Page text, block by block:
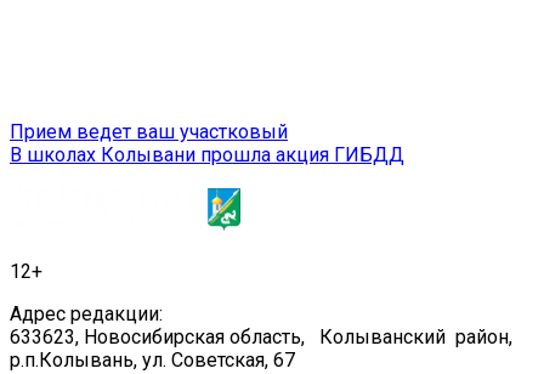
Навигация
по
Прием ведет ваш участковый
В школах Колывани прошла акция ГИБДД
12+
Адрес редакции:
633623, Новосибирская область, Колыванский район,
р.п.Колывань, ул. Советская, 67